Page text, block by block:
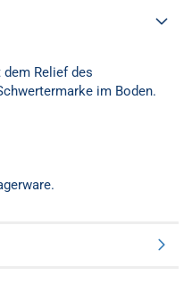
dem Relief des
im Boden.